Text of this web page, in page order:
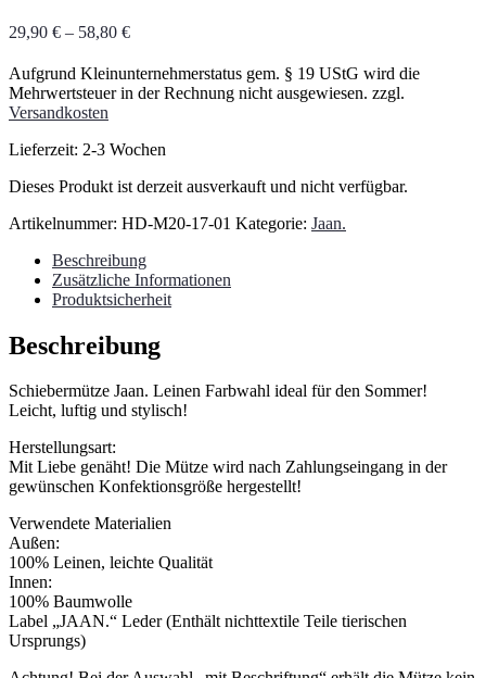
29,90 € – 58,80 €
Aufgrund Kleinunternehmerstatus gem. § 19 UStG wird die
Mehrwertsteuer in der Rechnung nicht ausgewiesen. zzgl.
Versandkosten
Lieferzeit: 2-3 Wochen
Dieses Produkt ist derzeit ausverkauft und nicht verfügbar.
Artikelnummer: HD-M20-17-01 Kategorie: Jaan.
Beschreibung
Zusätzliche Informationen
Produktsicherheit
Beschreibung
Schiebermütze Jaan. Leinen Farbwahl ideal für den Sommer!
Leicht, luftig und stylisch!
Herstellungsart:
Mit Liebe genäht! Die Mütze wird nach Zahlungseingang in der
gewünschen Konfektionsgröße hergestellt!
Verwendete Materialien
Außen:
100% Leinen, leichte Qualität
Innen:
100% Baumwolle
Label „JAAN.“ Leder (Enthält nichttextile Teile tierischen
Ursprungs)